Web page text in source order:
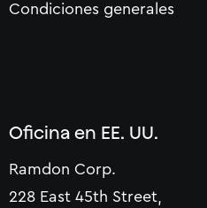
Oficina en EE. UU.
Ramdon Corp.
228 East 45th Street,
Condiciones generales